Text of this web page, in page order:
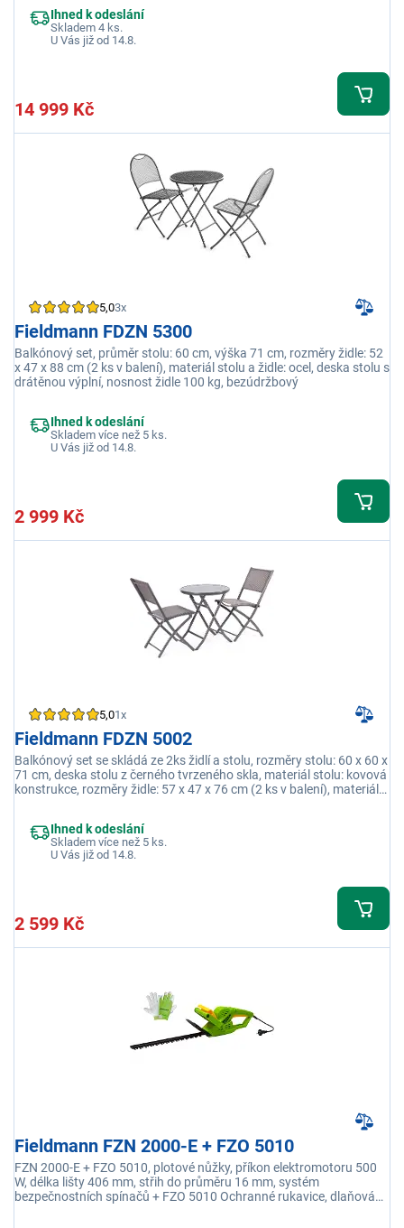
Ihned k odeslání
Skladem 4 ks.
U Vás již od 14.8.
14 999 Kč
5,03x
Fieldmann FDZN 5300
Balkónový set, průměr stolu: 60 cm, výška 71 cm, rozměry židle: 52
x 47 x 88 cm (2 ks v balení), materiál stolu a židle: ocel, deska stolu s
drátěnou výplní, nosnost židle 100 kg, bezúdržbový
Ihned k odeslání
Skladem více než 5 ks.
U Vás již od 14.8.
2 999 Kč
5,01x
Fieldmann FDZN 5002
Balkónový set se skládá ze 2ks židlí a stolu, rozměry stolu: 60 x 60 x
71 cm, deska stolu z černého tvrzeného skla, materiál stolu: kovová
konstrukce, rozměry židle: 57 x 47 x 76 cm (2 ks v balení), materiál
Ihned k odeslání
Skladem více než 5 ks.
U Vás již od 14.8.
2 599 Kč
Fieldmann FZN 2000-E + FZO 5010
FZN 2000-E + FZO 5010, plotové nůžky, příkon elektromotoru 500
W, délka lišty 406 mm, střih do průměru 16 mm, systém
bezpečnostních spínačů + FZO 5010 Ochranné rukavice, dlaňová